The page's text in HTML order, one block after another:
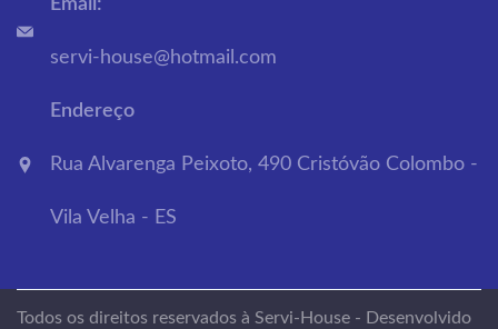
Email:
servi-house@hotmail.com
Endereço
Rua Alvarenga Peixoto, 490 Cristóvão Colombo -
Vila Velha - ES
Todos os direitos reservados à Servi-House - Desenvolvido